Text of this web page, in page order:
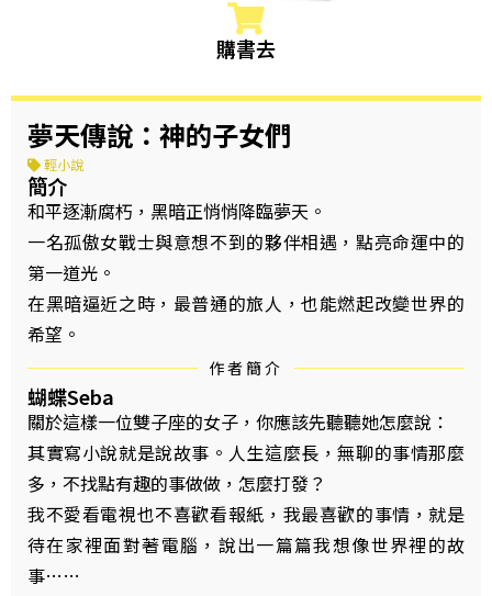
購書去
夢天傳說：神的子女們
輕小說
簡介
和平逐漸腐朽，黑暗正悄悄降臨夢天。
一名孤傲女戰士與意想不到的夥伴相遇，點亮命運中的
第一道光。
在黑暗逼近之時，最普通的旅人，也能燃起改變世界的
希望。
作者簡介
蝴蝶Seba
關於這樣一位雙子座的女子，你應該先聽聽她怎麼說：
其實寫小說就是說故事。人生這麼長，無聊的事情那麼
多，不找點有趣的事做做，怎麼打發？
我不愛看電視也不喜歡看報紙，我最喜歡的事情，就是
待在家裡面對著電腦，說出一篇篇我想像世界裡的故
事……